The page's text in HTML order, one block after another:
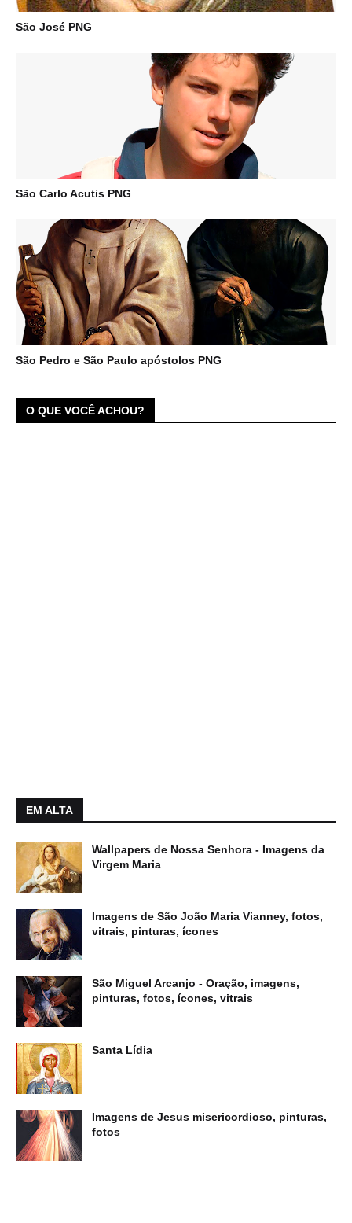
São José PNG
São Carlo Acutis PNG
São Pedro e São Paulo apóstolos PNG
O QUE VOCÊ ACHOU?
EM ALTA
Wallpapers de Nossa Senhora - Imagens da
Virgem Maria
Imagens de São João Maria Vianney, fotos,
vitrais, pinturas, ícones
São Miguel Arcanjo - Oração, imagens,
pinturas, fotos, ícones, vitrais
Santa Lídia
Imagens de Jesus misericordioso, pinturas,
fotos